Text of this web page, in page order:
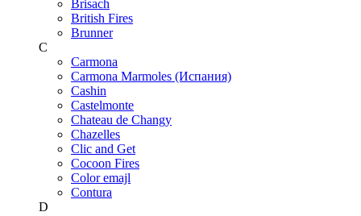
Brisach
British Fires
Brunner
C
Carmona
Carmona Marmoles (Испания)
Cashin
Castelmonte
Chateau de Changy
Chazelles
Clic and Get
Cocoon Fires
Color emajl
Contura
D